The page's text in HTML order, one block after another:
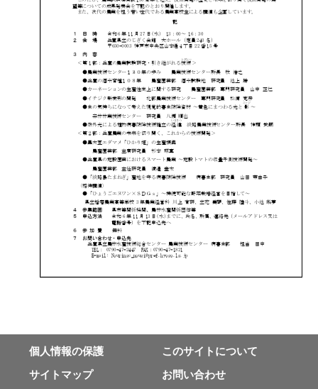
個⼈情報の保護
このサイトについて
サイトマップ
お問い合わせ